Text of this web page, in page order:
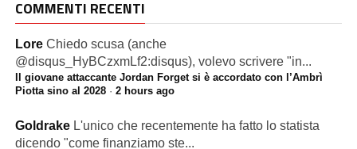
COMMENTI RECENTI
Lore Chiedo scusa (anche
@disqus_HyBCzxmLf2:disqus), volevo scrivere "in...
Il giovane attaccante Jordan Forget si è accordato con l’Ambrì
Piotta sino al 2028· 2 hours ago
Goldrake L'unico che recentemente ha fatto lo statista
dicendo "come finanziamo ste...